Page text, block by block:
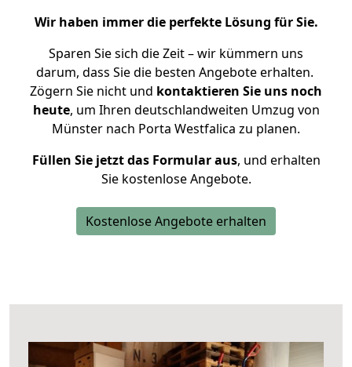
Wir haben immer die perfekte Lösung für Sie.
Sparen Sie sich die Zeit – wir kümmern uns
darum, dass Sie die besten Angebote erhalten.
Zögern Sie nicht und kontaktieren Sie uns noch
heute, um Ihren deutschlandweiten Umzug von
Münster nach Porta Westfalica zu planen.
Füllen Sie jetzt das Formular aus, und erhalten
Sie kostenlose Angebote.
Kostenlose Angebote erhalten